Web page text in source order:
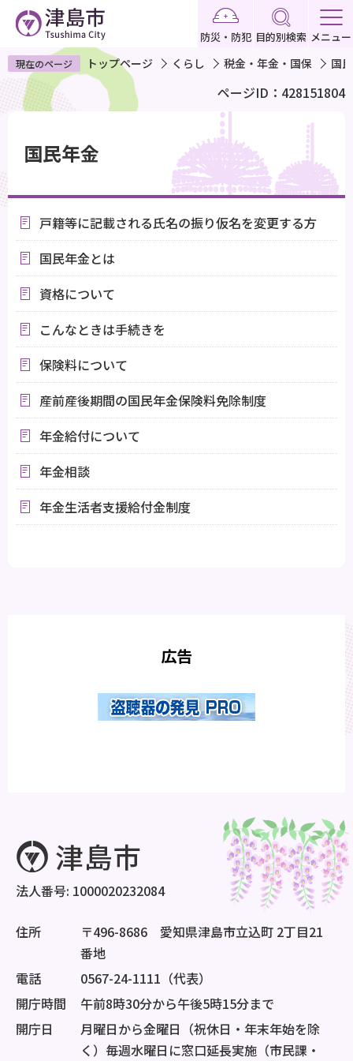
ペ
ー
ジ
で
す
防災・防犯 目的別検索 メニュー
現在のページ トップページ くらし 税金・年金・国保 国
ページID：428151804
国民年金
戸籍等に記載される氏名の振り仮名を変更する方
国民年金とは
資格について
こんなときは手続きを
保険料について
産前産後期間の国民年金保険料免除制度
年金給付について
年金相談
年金生活者支援給付金制度
広告
法人番号: 1000020232084
住所
〒496-8686 愛知県津島市立込町 2丁目21
番地
電話
0567-24-1111（代表）
開庁時間
午前8時30分から午後5時15分まで
開庁日
月曜日から金曜日（祝休日・年末年始を除
く）毎週水曜日に窓口延長実施（市民課・